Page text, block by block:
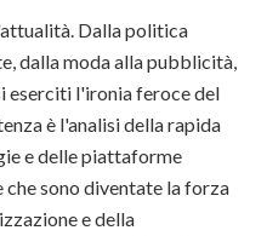
Dalla politica
dalla moda alla pubblicità,
eserciti l'ironia feroce del
è l'analisi della rapida
e delle piattaforme
sono diventate la forza
e della